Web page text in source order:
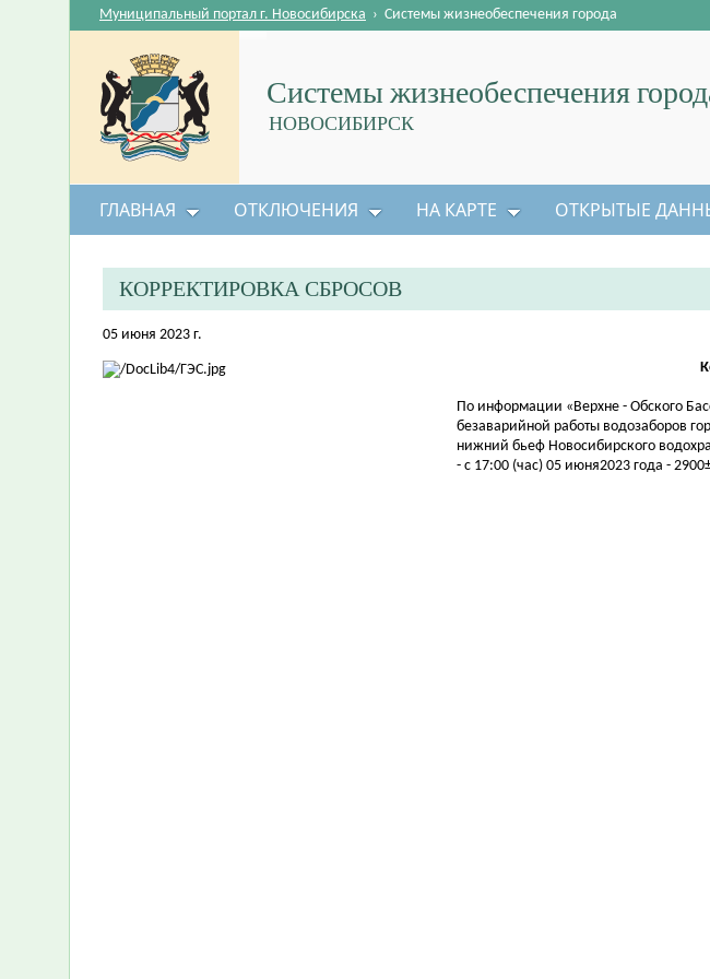
Системы жизнеобеспечения
НОВОСИБИРСК
Муниципальный портал г. Новосибирска › Системы жизнеобеспечения города
ГЛАВНАЯ ОТКЛЮЧЕНИЯ НА КАРТЕ ОТКРЫТЫЕ
КОРРЕКТИРОВКА СБРОСОВ
05 июня 2023 г.
По информации «Верхне - Обского
безаварийной работы водозаборов
нижний бьеф Новосибирского
- с 17:00 (час) 05 июня2023 года -